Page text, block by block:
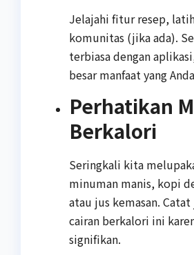
Jelajahi fitur resep,
komunitas (jika ada).
terbiasa dengan
besar manfaat yang
Perhatikan
Berkalori
Seringkali kita
minuman manis, kopi
atau jus kemasan.
cairan berkalori ini
signifikan.